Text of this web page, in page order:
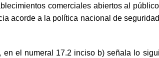
comerciales abiertos al
acorde a la política nacional de
el numeral 17.2 inciso b) señala lo